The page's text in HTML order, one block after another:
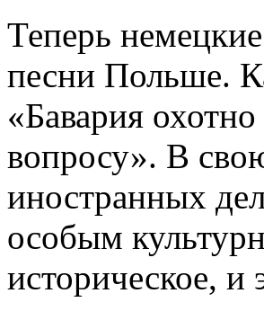
Теперь
песни Польше.
«Бавария
вопросу». В
иностранных
особым
историческое, и